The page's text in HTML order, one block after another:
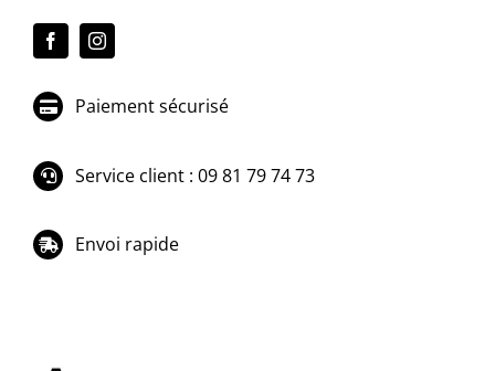
Paiement sécurisé
Service client : 09 81 79 74 73
Envoi rapide